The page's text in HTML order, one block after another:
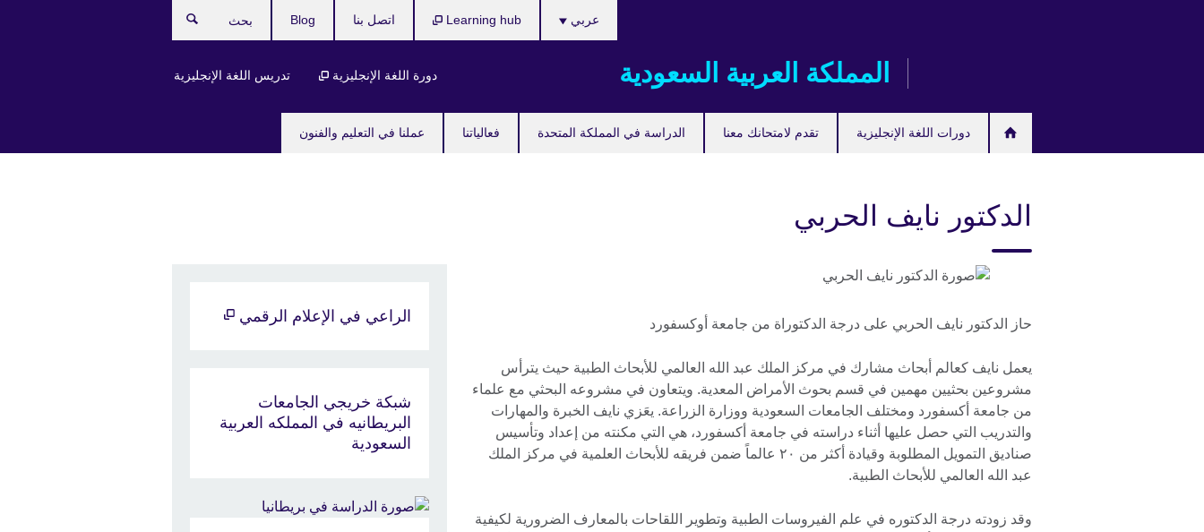
المملكة العربية السعودية
دورات اللغة الإنجليزية تقدم لامتحانك معنا الدراسة في المملكة المتحدة فعالياتنا عملنا في التعليم والفنون
عربي
دورة اللغة الإنجليزية تدريس اللغة الإنجليزية
Learning hub اتصل بنا Blog
الدكتور نايف الحربي
حاز الدكتور نايف الحربي على درجة الدكتوراة من جامعة أوكسفورد
يعمل نايف كعالم أبحاث مشارك في مركز الملك عبد الله العالمي للأبحاث الطبية حيث يترأس
مشروعين بحثيين مهمين في قسم بحوث الأمراض المعدية. ويتعاون في مشروعه البحثي مع علماء
من جامعة أكسفورد ومختلف الجامعات السعودية ووزارة الزراعة. يعَزي نايف الخبرة والمهارات
والتدريب التي حصل عليها أثناء دراسته في جامعة أكسفورد، هي التي مكنته من إعداد وتأسيس
صناديق التمويل المطلوبة وقيادة أكثر من ٢٠ عالماً ضمن فريقه للأبحاث العلمية في مركز الملك
عبد الله العالمي للأبحاث الطبية.
وقد زودته درجة الدكتوره في علم الفيروسات الطبية وتطوير اللقاحات بالمعارف الضرورية لكيفية
الراعي في الإعلام الرقمي
شبكة خريجي الجامعات
البريطانيه في المملكه العربية
السعودية